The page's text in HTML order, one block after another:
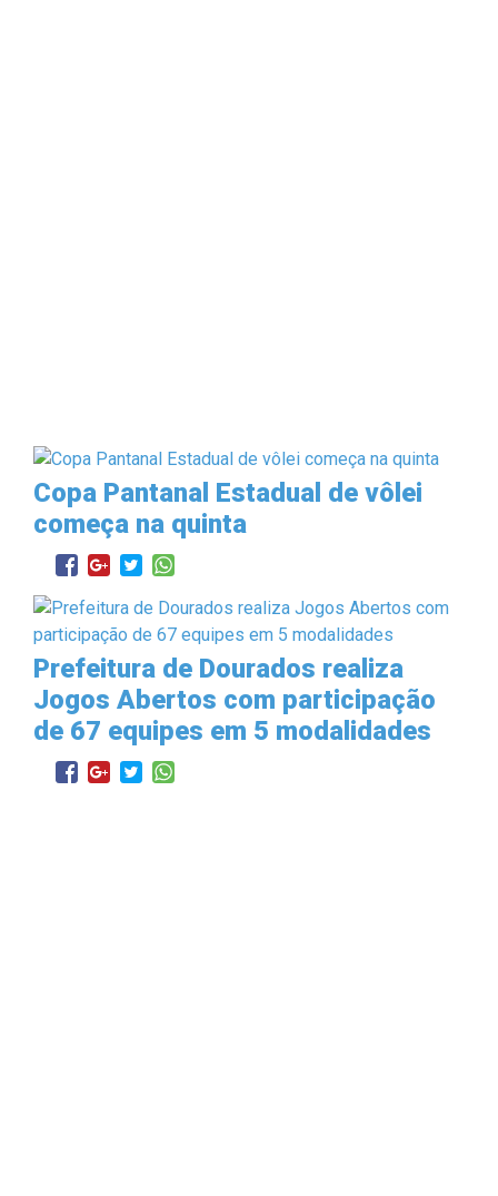
Copa Pantanal Estadual de vôlei
começa na quinta
Prefeitura de Dourados realiza
Jogos Abertos com participação
de 67 equipes em 5 modalidades